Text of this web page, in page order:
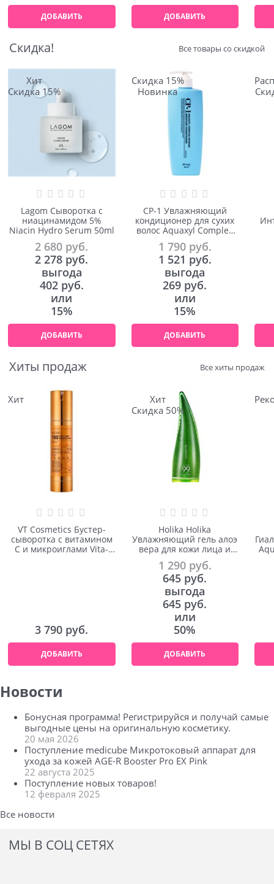
ДОБАВИТЬ ДОБАВИТЬ
Скидка! Все товары со скидкой
Хит
Скидка 15%
Lagom Сыворотка с
ниацинамидом 5%
Niacin Hydro Serum 50ml
2 680 руб.
2 278 руб.
выгода
402 руб.
или
15%
ДОБАВИТЬ
Скидка 15%
Новинка
CP-1 Увлажняющий
кондиционер для сухих
волос Aquaxyl Complex
Intense Moisture
Conditioner
1 790 руб.
1 521 руб.
выгода
269 руб.
или
15%
ДОБАВИТЬ
Хиты продаж Все хиты продаж
Хит
VT Cosmetics Бустер-
сыворотка с витамином
С и микроиглами Vita-
3 790 руб.
ДОБАВИТЬ
Хит
Скидка 50%
Holika Holika
Увлажняющий гель алоэ
вера для кожи лица и
тела Aloe 99% Soothing
Gel 250ml
1 290 руб.
645 руб.
выгода
645 руб.
или
50%
ДОБАВИТЬ
Новости
Бонусная программа! Регистрируйся и получай самые
выгодные цены на оригинальную косметику.
20 мая 2026
Поступление medicube Микротоковый аппарат для
ухода за кожей AGE-R Booster Pro EX Pink
22 августа 2025
Поступление новых товаров!
12 февраля 2025
Все новости
МЫ В СОЦ СЕТЯХ